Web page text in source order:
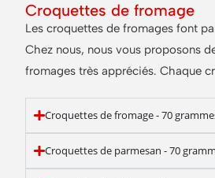
Croquettes de fromage
Les croquettes de fromages font
Chez nous, nous vous proposons
fromages très appréciés. Chaque
Croquettes de fromage - 70
Croquettes de parmesan - 70